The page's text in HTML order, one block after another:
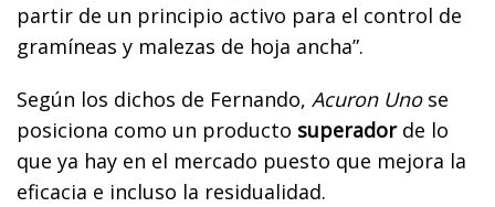
partir de un principio activo para el control de
gramíneas y malezas de hoja ancha”.
Según los dichos de Fernando, Acuron Unose
posiciona como un producto superadorde lo
que ya hay en el mercado puesto que mejora la
eficacia e incluso la residualidad.